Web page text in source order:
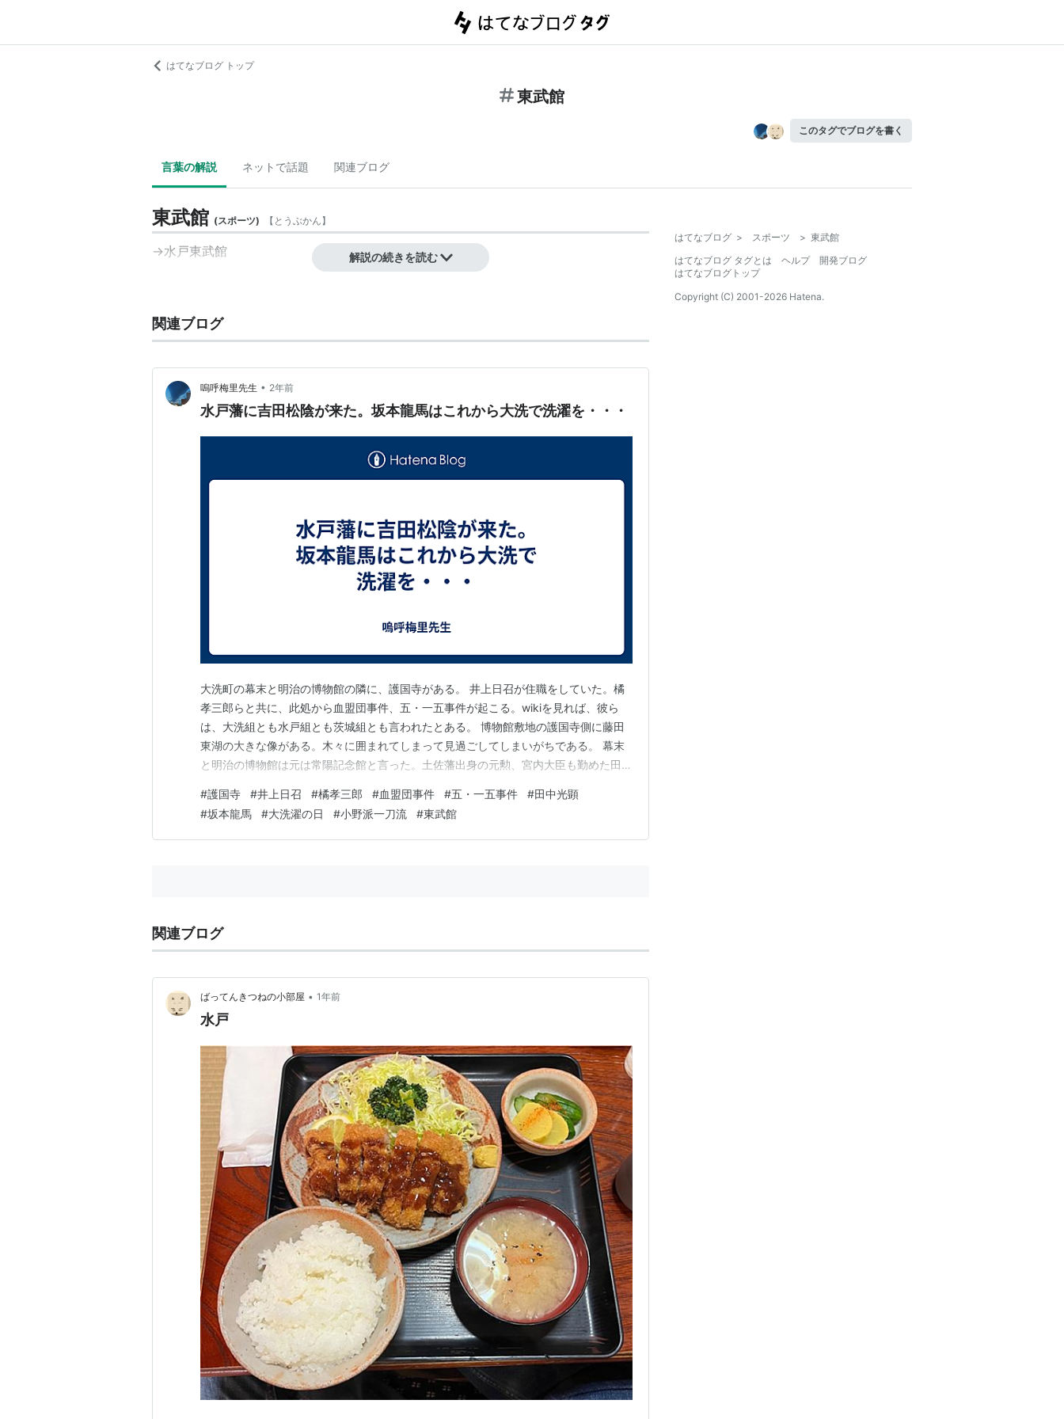
はてなブログ トップ
東武館
このタグでブログを書く
言葉の解説 ネットで話題 関連ブログ
東武館 (スポーツ) 【 とうぶかん】
→水戸東武館 解説の続きを読む
関連ブログ
嗚呼梅里先生 • 2年前
水戸藩に吉田松陰が来た。坂本龍馬はこれから大洗で洗濯を・・・
大洗町の幕末と明治の博物館の隣に、護国寺がある。 井上日召が住職をしていた。橘
孝三郎らと共に、此処から血盟団事件、五・一五事件が起こる。wikiを見れば、彼ら
は、大洗組とも水戸組とも茨城組とも言われたとある。 博物館敷地の護国寺側に藤田
東湖の大きな像がある。木々に囲まれてしまって見過ごしてしまいがちである。 幕末
と明治の博物館は元は常陽記念館と言った。土佐藩出身の元勲、宮内大臣も勤めた田中
たものである。 博物館の前には田中光顕の像が建っている。 田中光顕の叔父は那須信
吾、吉田東洋を暗殺した人物。後藤象二郎の叔父が吉田…
#護国寺 #井上日召 #橘孝三郎 #血盟団事件 #五・一五事件 #田中光顕
#坂本龍馬 #大洗濯の日 #小野派一刀流 #東武館
関連ブログ
ばってんきつねの小部屋 • 1年前
水戸
はてなブログ > スポーツ > 東武館
はてなブログ タグとは
ヘルプ
開発ブログ
はてなブログトップ
Copyright (C) 2001-2026 Hatena.